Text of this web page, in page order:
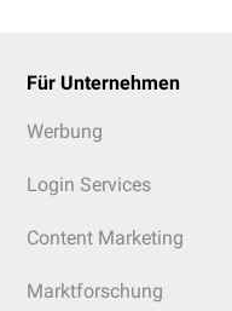
Für Unternehmen
Werbung
Login Services
Content Marketing
Marktforschung